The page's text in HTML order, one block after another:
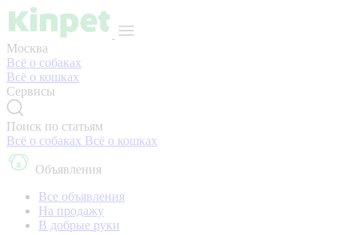
Москва
Всё о собаках
Всё о кошках
Сервисы
Поиск по статьям
Всё о собаках Всё о кошках
Объявления
Все объявления
На продажу
В добрые руки